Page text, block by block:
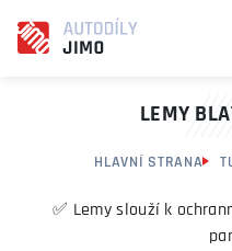
LEMY
HLAVNÍ STRANA
✅ Lemy slouží k
Můžeme vám